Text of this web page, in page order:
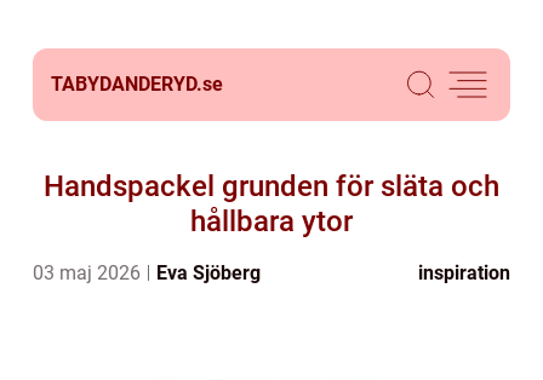
TABYDANDERYD.se
Handspackel grunden för släta och
hållbara ytor
03 maj 2026 Eva Sjöberg inspiration